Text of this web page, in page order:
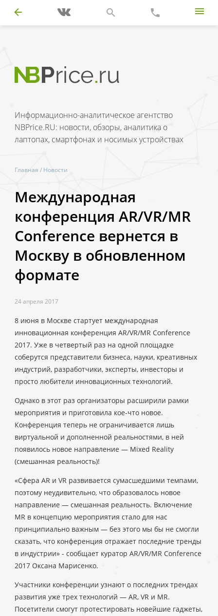
Информационно-аналитическое агентство
NBPrice.RU: новости, обзоры, аналитика о
лаптопах, смартфонах и носимых устройствах
Главная / Новости
Международная
конференция AR/VR/MR
Conference вернется в
Москву в обновленном
формате
24 апреля 2017
8 июня в Москве стартует международная
инновационная конференция AR/VR/MR Conference
2017. Уже в четвертый раз на одной площадке
соберутся представители бизнеса, науки, креативных
индустрий, разработчики, эксперты, инвесторы и
просто любители инновационных технологий.
Однако в этот раз организаторы расширили рамки
мероприятия и приготовила кое-что новое.
Конференция теперь не ограничивается лишь
виртуальной и дополненной реальностями, в ней
появилось новое направление — Mixed Reality
(смешанная реальность)!
«Сфера AR и VR развивается сумасшедшими темпами,
поэтому неудивительно, что образовалось новое
направление — смешанная реальность. Включение
MR в концепцию мероприятия стало для нас
принципиально важным — без этого мы бы не смогли
сказать, что конференция отражает последние тренды
в индустрии» - сообщает куратор AR/VR/MR Conference
2017 Оксана Марисенко.
Участники конференции узнают о последних трендах
развития уже трех технологий — AR, VR и MR.
Посетители смогут протестировать новейшие гаджеты,